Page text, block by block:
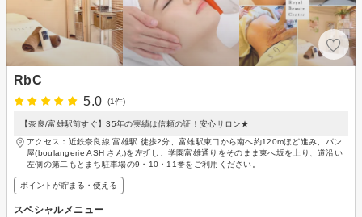
RbC
5.0
(1件)
【奈良/富雄駅前すぐ】35年の実績は信頼の証！安心サロン★
アクセス：近鉄奈良線 富雄駅 徒歩2分、富雄駅東口から南へ約120mほど進み、パン
屋(boulangerie ASH さん)を左折し、学園富雄通りをそのまま東へ坂を上り、道沿い
左側の第二もとまち駐車場の9・10・11番をご利用ください。
ポイントが貯まる・使える
スペシャルメニュー